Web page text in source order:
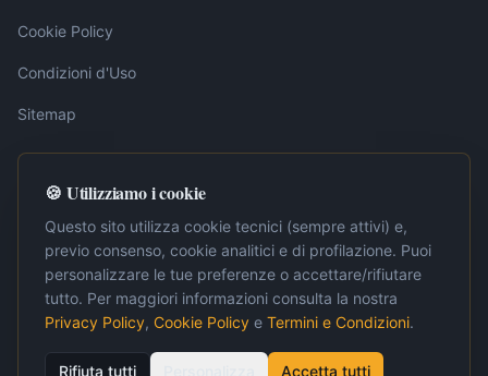
Cookie Policy
Condizioni d'Uso
Sitemap
Nota editoriale: I contenuti pubblicati su LavoroInternet.org sono
Gazzetta Ufficiale della Repubblica Italiana. Ogni articolo è
verificato e aggiornato periodicamente per garantire accuratezza e
pertinenza. Per approfondimenti normativi o situazioni specifiche, si
raccomanda la consultazione di un professionista abilitato.
🍪 Utilizziamo i cookie
Questo sito utilizza cookie tecnici (sempre attivi) e,
previo consenso, cookie analitici e di profilazione. Puoi
personalizzare le tue preferenze o accettare/rifiutare
tutto. Per maggiori informazioni consulta la nostra
Privacy Policy, Cookie Policy e Termini e Condizioni.
Rifiuta tutti Accetta tutti